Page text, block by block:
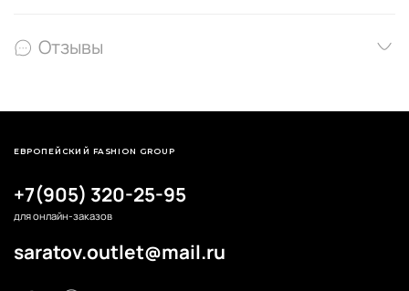
Отзывы
+7(905) 320-25-95
для онлайн-заказов
saratov.outlet@mail.ru
ЕВРОПЕЙСКИЙ FASHION GROUP